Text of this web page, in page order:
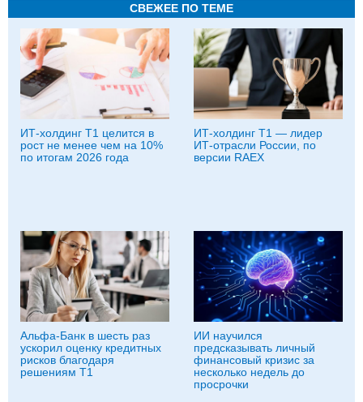
СВЕЖЕЕ ПО ТЕМЕ
ИТ-холдинг Т1 целится в
рост не менее чем на 10%
по итогам 2026 года
ИТ-холдинг Т1 — лидер
ИТ-отрасли России, по
версии RAEX
Альфа-Банк в шесть раз
ускорил оценку кредитных
рисков благодаря
решениям Т1
ИИ научился
предсказывать личный
финансовый кризис за
несколько недель до
просрочки